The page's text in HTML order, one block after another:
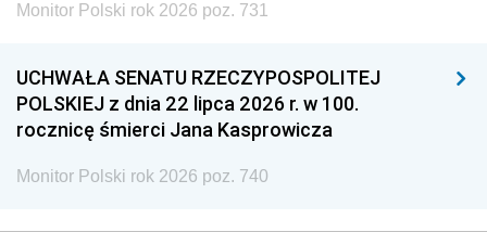
Monitor Polski rok 2026 poz. 731
UCHWAŁA SENATU RZECZYPOSPOLITEJ
POLSKIEJ z dnia 22 lipca 2026 r. w 100.
rocznicę śmierci Jana Kasprowicza
Monitor Polski rok 2026 poz. 740